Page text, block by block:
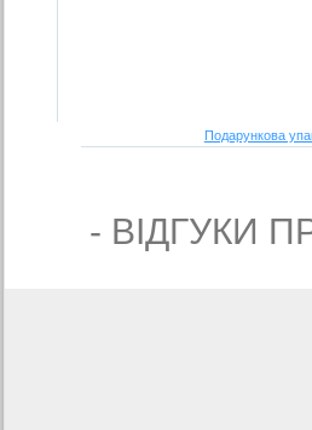
Подарункова
- ВIДГУКИ